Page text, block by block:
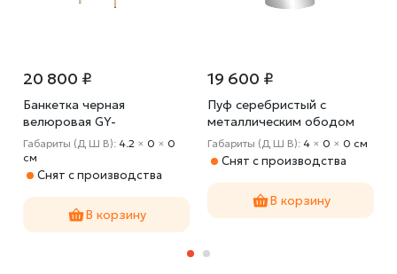
20 800 ₽
Банкетка черная
велюровая GY-
BEN7772GOLD-BL
Габариты (Д Ш В): 4.2 × 0 × 0
cм
Снят с производства
В корзину
19 600 ₽
Пуф серебристый с
металлическим ободом
ZW-694-A SLV SS
Габариты (Д Ш В): 4 × 0 × 0 cм
Снят с производства
В корзину